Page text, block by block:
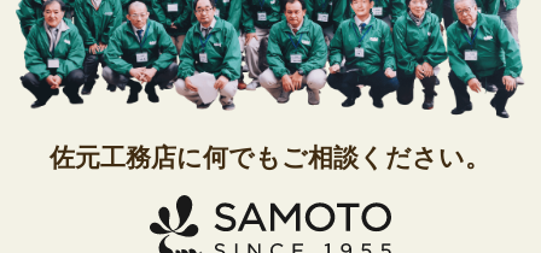
佐元工務店に何でもご相談ください。